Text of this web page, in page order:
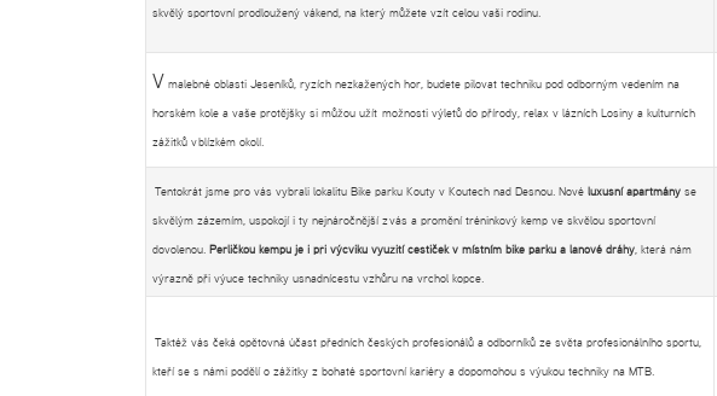
skvělý sportovní prodloužený vákend, na který můžete vzít celou vaši rodinu.
V malebné oblasti Jeseníků, ryzích nezkažených hor, budete pilovat techniku pod odborným vedením na
horském kole a vaše protějšky si můžou užít možnosti výletů do přírody, relax v lázních Losiny a kulturních
zážitků v blízkém okolí.
Tentokrát jsme pro vás vybrali lokalitu Bike parku Kouty v Koutech nad Desnou. Nové luxusní apartmányse
skvělým zázemím, uspokojí i ty nejnáročnější z vás a promění tréninkový kemp ve skvělou sportovní
dovolenou. Perličkou kempu je i při výcviku využití cestiček v místním bike parku a lanové dráhy, která nám
výrazně při výuce techniky usnadnícestu vzhůru na vrchol kopce.
Taktéž vás čeká opětovná účast předních českých profesionálů a odborníků ze světa profesionálního sportu,
kteří se s námi podělí o zážitky z bohaté sportovní kariéry a dopomohou s výukou techniky na MTB.